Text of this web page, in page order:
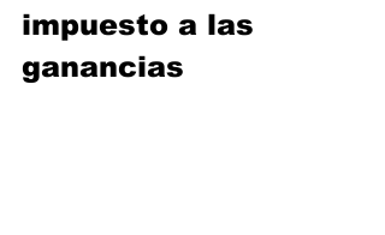
impuesto a las
ganancias